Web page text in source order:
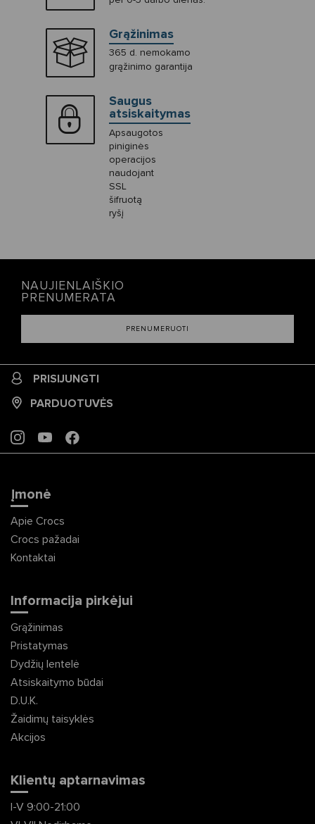
Grąžinimas
365 d. nemokamo
grąžinimo garantija
Saugus
atsiskaitymas
Apsaugotos
piniginės
operacijos
naudojant
SSL
šifruotą
ryšį
NAUJIENLAIŠKIO
PRENUMERATA
PRENUMERUOTI
PRISIJUNGTI
PARDUOTUVĖS
INSTAGRAM
YOUTUBEFACEBOOK
Įmonė
Apie Crocs
Crocs pažadai
Kontaktai
Informacija pirkėjui
Grąžinimas
Pristatymas
Dydžių lentelė
Atsiskaitymo būdai
D.U.K.
Žaidimų taisyklės
Akcijos
Klientų aptarnavimas
I-V 9:00-21:00